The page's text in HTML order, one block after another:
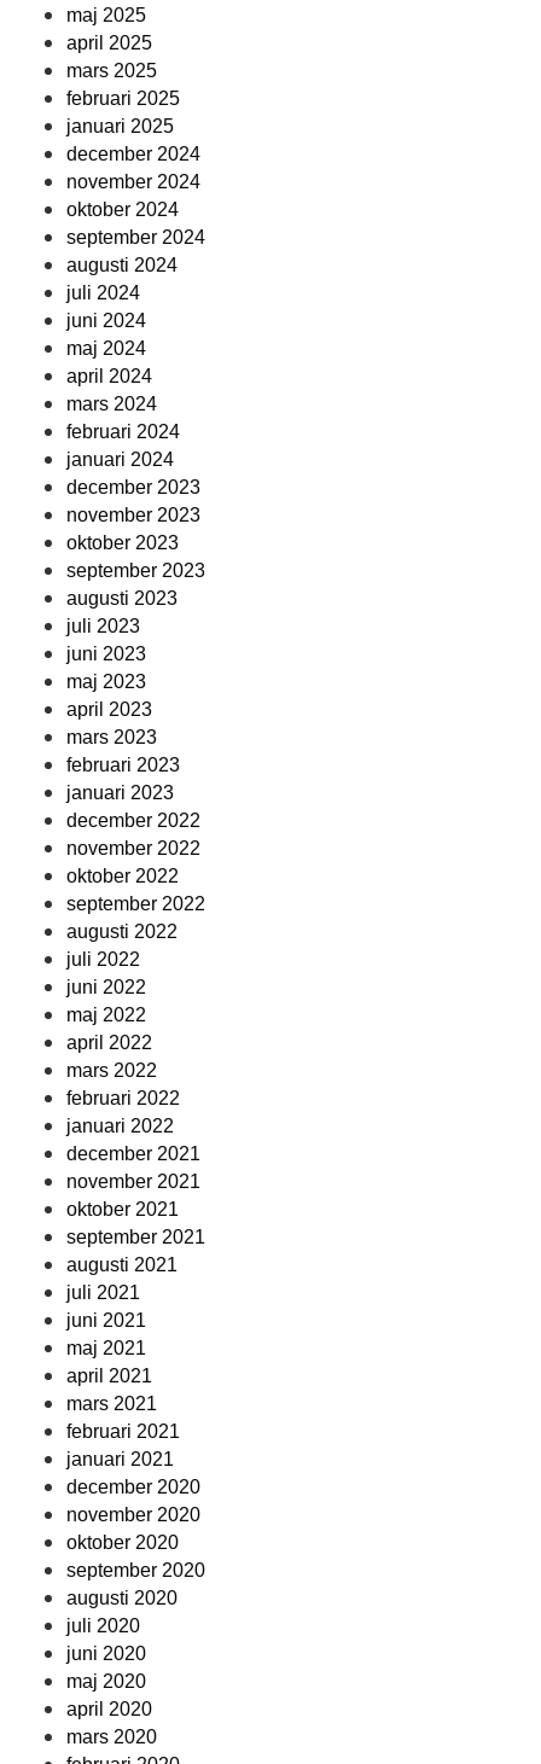
maj 2025
april 2025
mars 2025
februari 2025
januari 2025
december 2024
november 2024
oktober 2024
september 2024
augusti 2024
juli 2024
juni 2024
maj 2024
april 2024
mars 2024
februari 2024
januari 2024
december 2023
november 2023
oktober 2023
september 2023
augusti 2023
juli 2023
juni 2023
maj 2023
april 2023
mars 2023
februari 2023
januari 2023
december 2022
november 2022
oktober 2022
september 2022
augusti 2022
juli 2022
juni 2022
maj 2022
april 2022
mars 2022
februari 2022
januari 2022
december 2021
november 2021
oktober 2021
september 2021
augusti 2021
juli 2021
juni 2021
maj 2021
april 2021
mars 2021
februari 2021
januari 2021
december 2020
november 2020
oktober 2020
september 2020
augusti 2020
juli 2020
juni 2020
maj 2020
april 2020
mars 2020